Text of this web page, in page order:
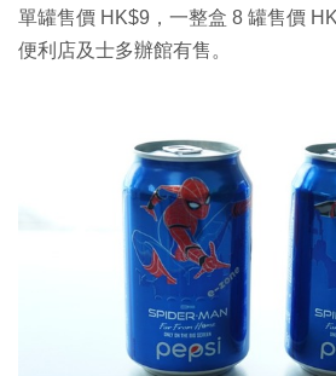
單罐售價 HK$9，一整盒 8 罐售價
便利店及士多辦館有售。